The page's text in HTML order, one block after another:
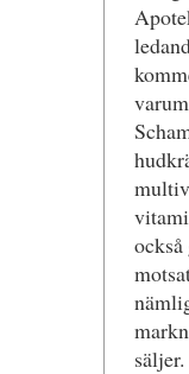
säljer.